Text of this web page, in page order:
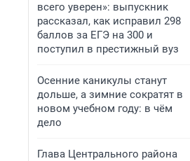
всего уверен»: выпускник
рассказал, как исправил 298
баллов за ЕГЭ на 300 и
поступил в престижный вуз
Осенние каникулы станут
дольше, а зимние сократят в
новом учебном году: в чём
дело
Глава Центрального района